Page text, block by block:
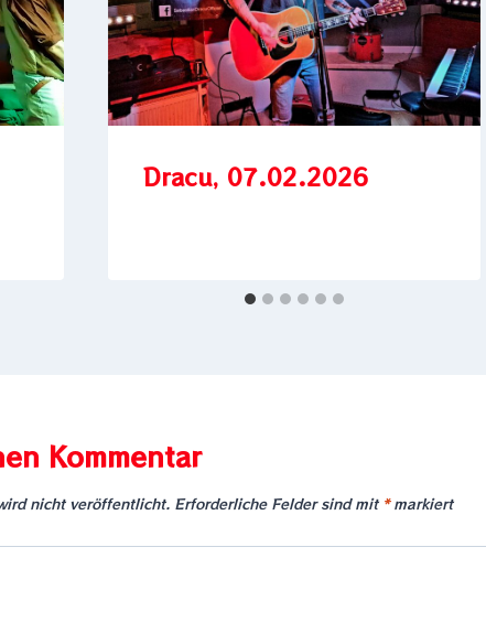
Dracu, 07.02.2026
Kommentar
nicht veröffentlicht. Erforderliche Felder sind mit *markiert